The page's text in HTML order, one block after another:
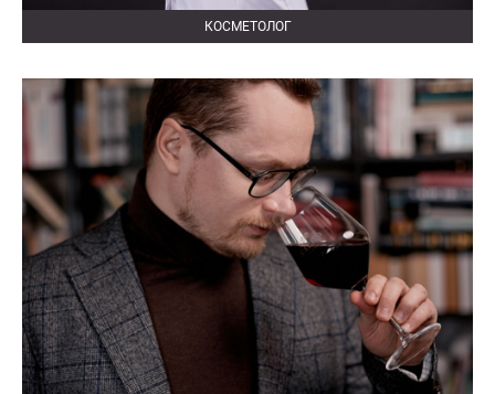
КОСМЕТОЛОГ